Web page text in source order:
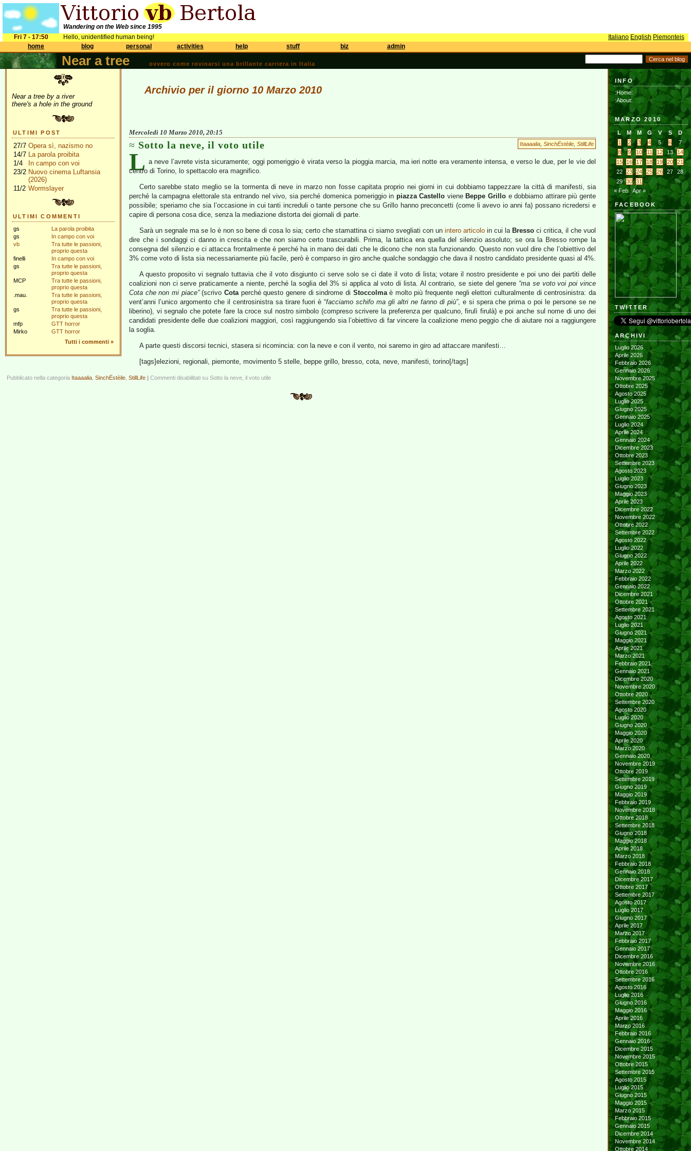
Wandering on the Web since 1995
Fri 7 - 17:50
Hello, unidentified human being! Italiano English Piemonteis
home
blog personal activities help stuff biz admin
Near a tree ovvero come rovinarsi una brillante carriera in Italia
Near a tree by a river
there's a hole in the ground
ULTIMI POST
27/7 Opera sì, nazismo no
14/7 La parola proibita
1/4
In campo con voi
23/2 Nuovo cinema Luftansia
(2026)
11/2 Wormslayer
ULTIMI COMMENTI
gs
La parola proibita
gs
In campo con voi
vb
Tra tutte le passioni,
proprio questa
finelli
In campo con voi
gs
Tra tutte le passioni,
proprio questa
MCP
Tra tutte le passioni,
proprio questa
.mau.
Tra tutte le passioni,
proprio questa
gs
Tra tutte le passioni,
proprio questa
mfp
GTT horror
Mirko
GTT horror
Tutti i commenti »
Archivio per il giorno 10 Marzo 2010
Mercoledì 10 Marzo 2010, 20:15
Itaaaalia SinchËstèile StillLife
Sotto la neve, il voto utile
L a neve l’avrete vista sicuramente; oggi pomeriggio è virata verso la pioggia marcia, ma ieri notte era veramente intensa, e verso le due, per le vie del
centro di Torino, lo spettacolo era magnifico.
Certo sarebbe stato meglio se la tormenta di neve in marzo non fosse capitata proprio nei giorni in cui dobbiamo tappezzare la città di manifesti, sia
perché la campagna elettorale sta entrando nel vivo, sia perché domenica pomeriggio in piazza Castello viene Beppe Grillo e dobbiamo attirare più gente
possibile; speriamo che sia l’occasione in cui tanti increduli o tante persone che su Grillo hanno preconcetti (come li avevo io anni fa) possano ricredersi e
capire di persona cosa dice, senza la mediazione distorta dei giornali di parte.
Sarà un segnale ma se lo è non so bene di cosa lo sia; certo che stamattina ci siamo svegliati con un intero articoloin cui la Bressoci critica, il che vuol
dire che i sondaggi ci danno in crescita e che non siamo certo trascurabili. Prima, la tattica era quella del silenzio assoluto; se ora la Bresso rompe la
consegna del silenzio e ci attacca frontalmente è perché ha in mano dei dati che le dicono che non sta funzionando. Questo non vuol dire che l’obiettivo del
3% come voto di lista sia necessariamente più facile, però è comparso in giro anche qualche sondaggio che dava il nostro candidato presidente quasi al 4%.
A questo proposito vi segnalo tuttavia che il voto disgiunto ci serve solo se ci date il voto di lista; votare il nostro presidente e poi uno dei partiti delle
coalizioni non ci serve praticamente a niente, perché la soglia del 3% si applica al voto di lista. Al contrario, se siete del genere “ma se voto voi poi vince
Cota che non mi piace”(scrivo Cotaperché questo genere di sindrome di Stoccolmaè molto più frequente negli elettori culturalmente di centrosinistra: da
vent’anni l’unico argomento che il centrosinistra sa tirare fuori è “facciamo schifo ma gli altri ne fanno di più”, e si spera che prima o poi le persone se ne
liberino), vi segnalo che potete fare la croce sul nostro simbolo (compreso scrivere la preferenza per qualcuno, firulì firulà) e poi anche sul nome di uno dei
candidati presidente delle due coalizioni maggiori, così raggiungendo sia l’obiettivo di far vincere la coalizione meno peggio che di aiutare noi a raggiungere
la soglia.
A parte questi discorsi tecnici, stasera si ricomincia: con la neve e con il vento, noi saremo in giro ad attaccare manifesti…
[tags]elezioni, regionali, piemonte, movimento 5 stelle, beppe grillo, bresso, cota, neve, manifesti, torino[/tags]
Pubblicato nella categoria Itaaaalia SinchËstèile StillLife | Commenti disabilitati su Sotto la neve, il voto utile
INFO
:Home:
:About:
MARZO 2010
L M M G V S
D
1
2 3 4 5 6
7
8
9 10 11 12 13
14
15
16 17 18 19 20
21
22
23 24 25 26 27
28
29
30
31
« Feb
Apr »
FACEBOOK
TWITTER
ARCHIVI
Luglio 2026
Aprile 2026
Febbraio 2026
Gennaio 2026
Novembre 2025
Ottobre 2025
Agosto 2025
Luglio 2025
Giugno 2025
Gennaio 2025
Luglio 2024
Aprile 2024
Gennaio 2024
Dicembre 2023
Ottobre 2023
Settembre 2023
Agosto 2023
Luglio 2023
Giugno 2023
Maggio 2023
Aprile 2023
Dicembre 2022
Novembre 2022
Ottobre 2022
Settembre 2022
Agosto 2022
Luglio 2022
Giugno 2022
Aprile 2022
Marzo 2022
Febbraio 2022
Gennaio 2022
Dicembre 2021
Ottobre 2021
Settembre 2021
Agosto 2021
Luglio 2021
Giugno 2021
Maggio 2021
Aprile 2021
Marzo 2021
Febbraio 2021
Gennaio 2021
Dicembre 2020
Novembre 2020
Ottobre 2020
Settembre 2020
Agosto 2020
Luglio 2020
Giugno 2020
Maggio 2020
Aprile 2020
Marzo 2020
Gennaio 2020
Novembre 2019
Ottobre 2019
Settembre 2019
Giugno 2019
Maggio 2019
Febbraio 2019
Novembre 2018
Ottobre 2018
Settembre 2018
Giugno 2018
Maggio 2018
Aprile 2018
Marzo 2018
Febbraio 2018
Gennaio 2018
Dicembre 2017
Ottobre 2017
Settembre 2017
Agosto 2017
Luglio 2017
Giugno 2017
Aprile 2017
Marzo 2017
Febbraio 2017
Gennaio 2017
Dicembre 2016
Novembre 2016
Ottobre 2016
Settembre 2016
Agosto 2016
Luglio 2016
Giugno 2016
Maggio 2016
Aprile 2016
Marzo 2016
Febbraio 2016
Gennaio 2016
Dicembre 2015
Novembre 2015
Ottobre 2015
Settembre 2015
Agosto 2015
Luglio 2015
Giugno 2015
Maggio 2015
Marzo 2015
Febbraio 2015
Gennaio 2015
Dicembre 2014
Novembre 2014
Ottobre 2014